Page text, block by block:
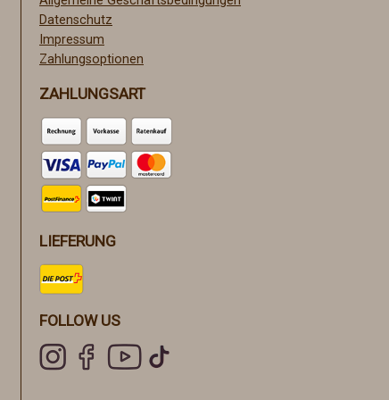
Datenschutz
Impressum
Zahlungsoptionen
ZAHLUNGSART
LIEFERUNG
FOLLOW US